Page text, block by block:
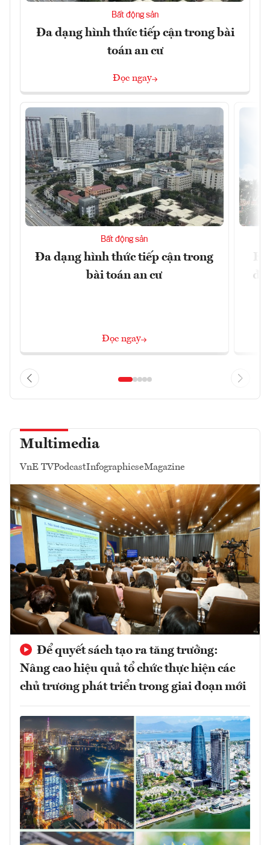
Bất động sản
Đa dạng hình thức tiếp cận trong bài
toán an cư
Đọc ngay
Bất động sản
Đa dạng hình thức tiếp cận trong
bài toán an cư
Đọc ngay
Multimedia
VnE TVPodcastInfographicseMagazine
Để quyết sách tạo ra tăng trưởng:
Nâng cao hiệu quả tổ chức thực hiện các
chủ trương phát triển trong giai đoạn mới